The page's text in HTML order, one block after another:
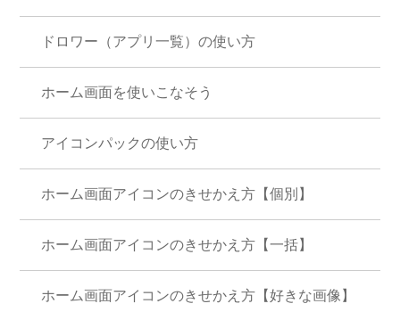
ドロワー（アプリ一覧）の使い方
ホーム画面を使いこなそう
アイコンパックの使い方
ホーム画面アイコンのきせかえ方【個別】
ホーム画面アイコンのきせかえ方【一括】
ホーム画面アイコンのきせかえ方【好きな画像】